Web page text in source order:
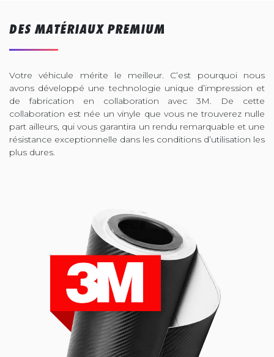
DES MATÉRIAUX PREMIUM
Votre véhicule mérite le meilleur. C’est pourquoi nous
avons développé une technologie unique d’impression et
de fabrication en collaboration avec 3M. De cette
collaboration est née un vinyle que vous ne trouverez nulle
part ailleurs, qui vous garantira un rendu remarquable et une
résistance exceptionnelle dans les conditions d’utilisation les
plus dures.